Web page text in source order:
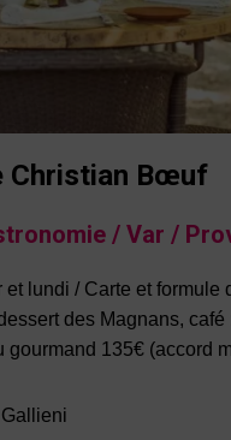
Christian Bœuf
/ Var /
lundi / Carte et formule
des Magnans,
gourmand 135€ (accord